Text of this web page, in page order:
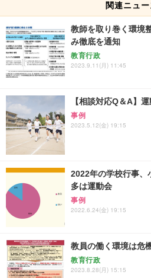
関連ニュー
教師を取り巻く環境
み徹底を通知
教育行政
2023.9.11(月) 11:45
【相談対応Q＆A】
事例
2023.5.12(金) 19:15
2022年の学校行事、
多は運動会
事例
2022.6.24(金) 19:15
教員の働く環境は危
教育行政
2023.8.28(月) 15:15